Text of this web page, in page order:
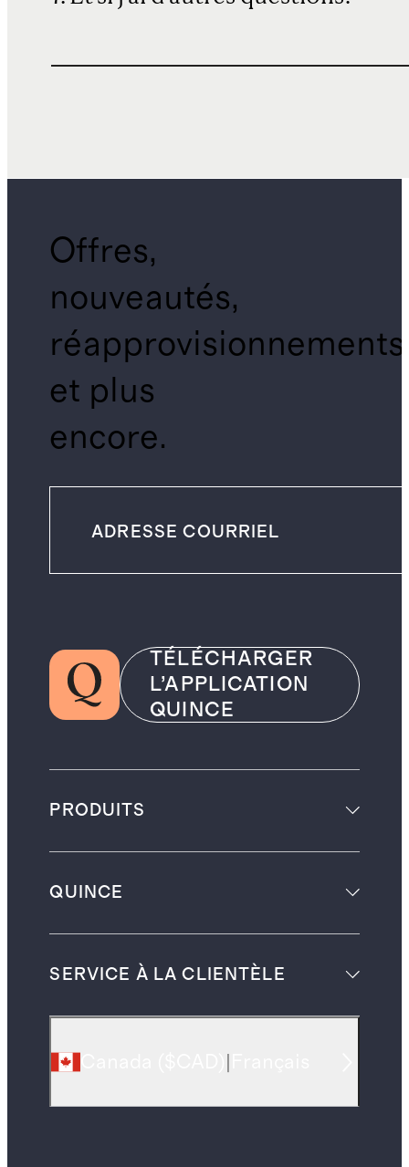
Offres,
nouveautés,
réapprovisionnements
et plus
encore.
TÉLÉCHARGER
L’APPLICATION
QUINCE
PRODUITS
QUINCE
SERVICE À LA CLIENTÈLE